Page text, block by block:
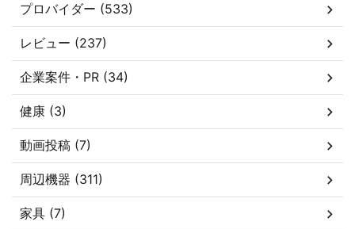
プロバイダー (533)
レビュー (237)
企業案件・PR (34)
健康 (3)
動画投稿 (7)
周辺機器 (311)
家具 (7)